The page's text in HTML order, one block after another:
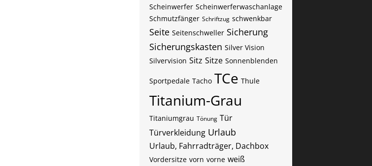
Scheinwerfer Scheinwerferwaschanlage
Schmutzfänger Schriftzug schwenkbar
Seite Seitenschweller Sicherung
Sicherungskasten Silver Vision
Silvervision Sitz Sitze Sonnenblenden
Sportpedale Tacho TCe Thule
Titanium-Grau
Titaniumgrau Tönung Tür
Türverkleidung Urlaub
Urlaub, Fahrradträger, Dachbox
Vordersitze vorn vorne weiß